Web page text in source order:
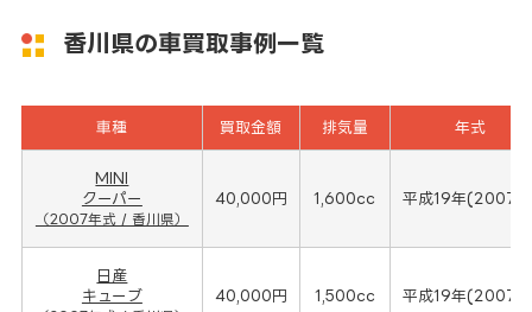
香川県の車買取事例一覧
車種 買取金額 排気量 年式
MINI
クーパー
（2007年式 / 香川県）
40,000円 1,600cc 平成19年(2007
日産
キューブ
40,000円 1,500cc 平成19年(2007